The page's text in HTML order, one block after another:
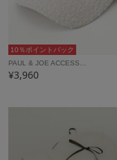
10％ポイントバック
PAUL & JOE ACCESS…
¥3,960